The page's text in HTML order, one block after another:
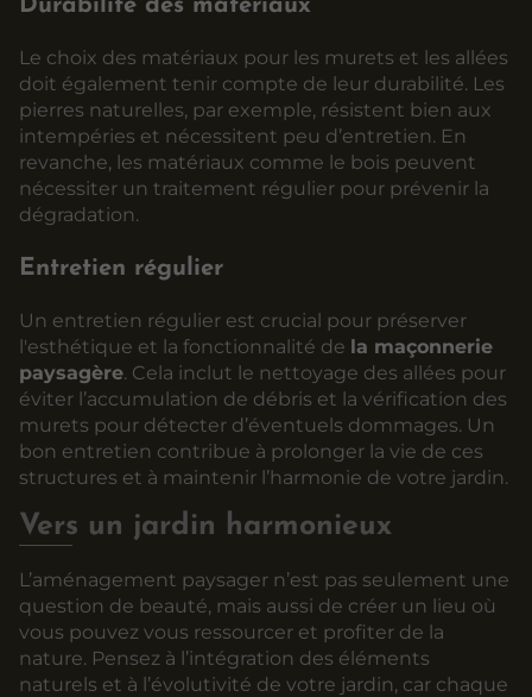
Durabilité des matériaux
Le choix des matériaux pour les murets et les allées
doit également tenir compte de leur durabilité. Les
pierres naturelles, par exemple, résistent bien aux
intempéries et nécessitent peu d’entretien. En
revanche, les matériaux comme le bois peuvent
nécessiter un traitement régulier pour prévenir la
dégradation.
Entretien régulier
Un entretien régulier est crucial pour préserver
l'esthétique et la fonctionnalité de la maçonnerie
paysagère. Cela inclut le nettoyage des allées pour
éviter l’accumulation de débris et la vérification des
murets pour détecter d’éventuels dommages. Un
bon entretien contribue à prolonger la vie de ces
structures et à maintenir l’harmonie de votre jardin.
Vers un jardin harmonieux
L’aménagement paysager n’est pas seulement une
question de beauté, mais aussi de créer un lieu où
vous pouvez vous ressourcer et profiter de la
nature. Pensez à l’intégration des éléments
naturels et à l’évolutivité de votre jardin, car chaque